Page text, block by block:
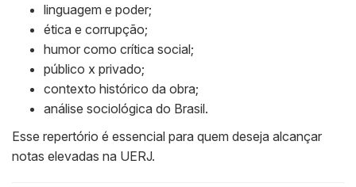
linguagem e poder;
ética e corrupção;
humor como crítica social;
público x privado;
contexto histórico da obra;
análise sociológica do Brasil.
Esse repertório é essencial para quem deseja alcançar
notas elevadas na UERJ.